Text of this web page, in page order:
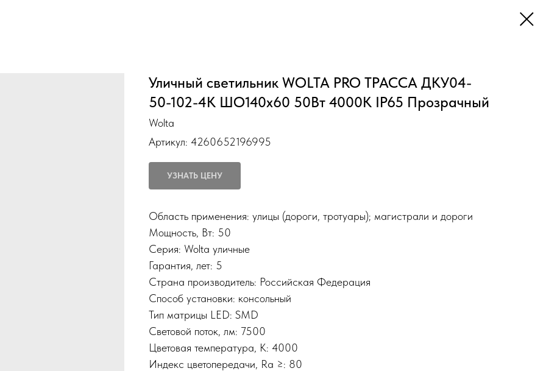
Уличный светильник WOLTA PRO ТРАССА ДКУ04-
50-102-4К ШО140х60 50Вт 4000К IP65 Прозрачный
Wolta
Артикул: 4260652196995
УЗНАТЬ ЦЕНУ
Область применения: улицы (дороги, тротуары); магистрали и дороги
Мощность, Вт: 50
Серия: Wolta уличные
Гарантия, лет: 5
Страна производитель: Российская Федерация
Способ установки: консольный
Тип матрицы LED: SMD
Световой поток, лм: 7500
Цветовая температура, К: 4000
Индекс цветопередачи, Ra ≥: 80